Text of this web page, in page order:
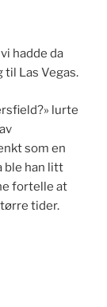
hadde da
Las Vegas.
lurte
som en
ble han litt
fortelle at
tider.